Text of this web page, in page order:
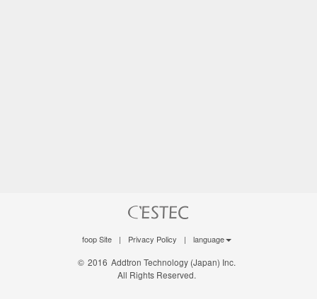
foop Site | Privacy Policy | language
© 2016 Addtron Technology (Japan) Inc.
All Rights Reserved.